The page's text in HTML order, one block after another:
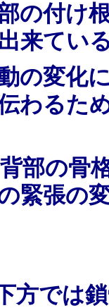
の付け
来てい
の変化
わるた
部の骨
緊張の
方では